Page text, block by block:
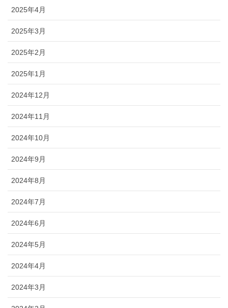
2025年4月
2025年3月
2025年2月
2025年1月
2024年12月
2024年11月
2024年10月
2024年9月
2024年8月
2024年7月
2024年6月
2024年5月
2024年4月
2024年3月